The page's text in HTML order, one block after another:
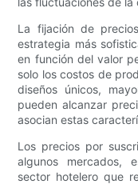
La fijación de
estrategia más
en función del valor
solo los costos de
diseños únicos,
pueden alcanzar
asocian estas
Los precios por
algunos mercados,
sector hotelero que